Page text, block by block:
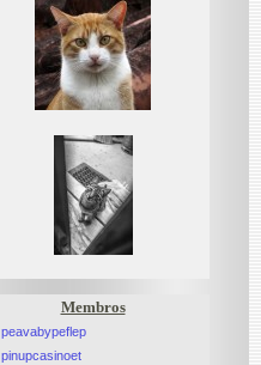
Membros
peavabypeflep
pinupcasinoet